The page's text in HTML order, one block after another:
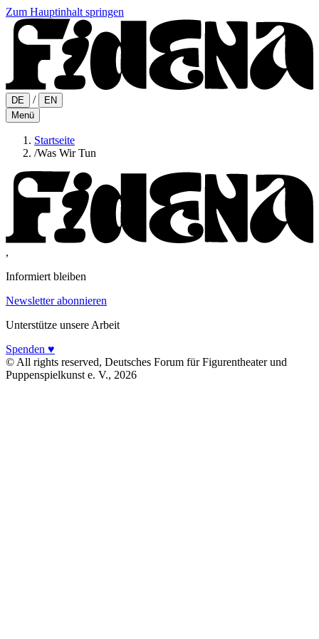
Zum Hauptinhalt springen
DE /
EN
Menü
Startseite
/Was Wir Tun
,
Informiert bleiben
Newsletter abonnieren
Unterstütze unsere Arbeit
Spenden ♥
© All rights reserved, Deutsches Forum für Figurentheater und
Puppenspielkunst e. V., 2026